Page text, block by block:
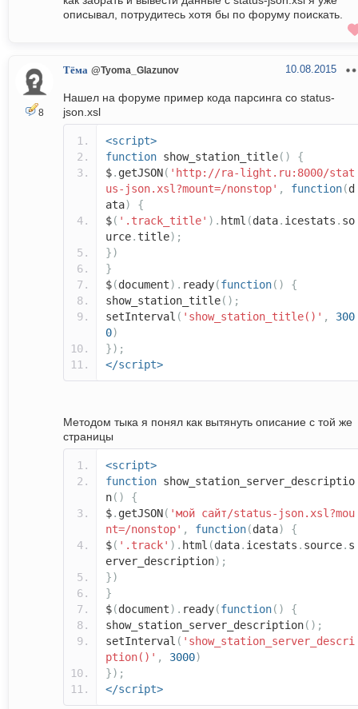
описывал, потрудитесь хотя бы по форуму поискать.
8
Тёма @Tyoma_Glazunov 10.08.2015
Нашел на форуме пример кода парсинга со status-
json.xsl
<script>
function show_station_title()
{
$. getJSON( 'http://ra-light.ru:8000/stat
us-json.xsl?mount=/nonstop' , function(d
ata)
{
$( '.track_title' ). html (data. icestats . so
urce. title);
})
}
$(document). ready(function()
{
show_station_title();
setInterval ( 'show_station_title()' ,
300
0)
});
</script>
Методом тыка я понял как вытянуть описание с той же
страницы
<script>
function show_station_server_descriptio
n()
{
$. getJSON( 'мой сайт/status-json.xsl?mou
nt=/nonstop' , function(data)
{
$( '.track' ). html (data. icestats . source. s
erver_description);
})
}
$(document). ready(function()
{
show_station_server_description();
setInterval ( 'show_station_server_descri
ption()' , 3000)
});
</script>